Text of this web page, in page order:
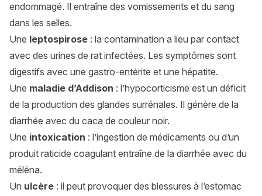
endommagé. Il entraîne des vomissements et du sang
dans les selles.
Une leptospirose : la contamination a lieu par contact
avec des urines de rat infectées. Les symptômes sont
digestifs avec une gastro-entérite et une hépatite.
Une maladie d’Addison : l’hypocorticisme est un déficit
de la production des glandes surrénales. Il génère de la
diarrhée avec du caca de couleur noir.
Une intoxication : l’ingestion de médicaments ou d’un
produit raticide coagulant entraîne de la diarrhée avec du
méléna.
Un ulcère : il peut provoquer des blessures à l’estomac